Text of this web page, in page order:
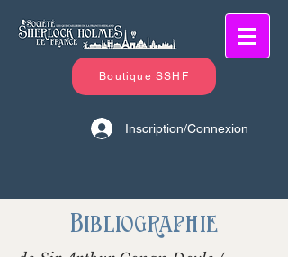
Boutique SSHF
Inscription/Connexion
Bibliographie